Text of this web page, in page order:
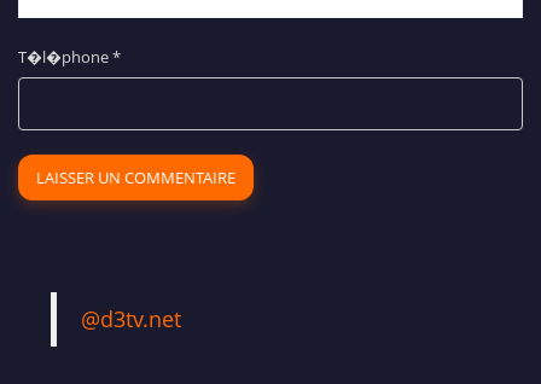
T�l�phone*
@d3tv.net